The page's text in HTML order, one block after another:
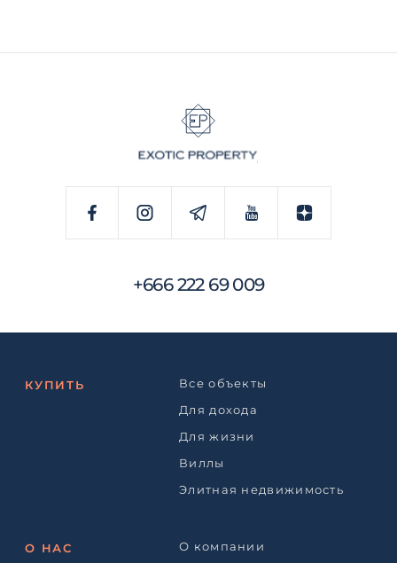
+666 222 69 009
КУПИТЬ
Все объекты
Для дохода
Для жизни
Виллы
Элитная недвижимость
О НАС О компании